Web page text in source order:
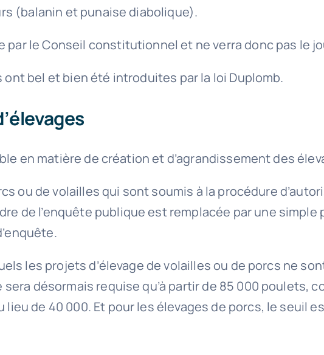
(balanin et punaise diabolique).
le Conseil constitutionnel et ne verra donc pas le
ont bel et bien été introduites par la loi Duplomb.
en matière de création et d’agrandissement des
ou de volailles qui sont soumis à la procédure
de l’enquête publique est remplacée par une
les projets d’élevage de volailles ou de porcs ne
désormais requise qu’à partir de 85 000 poulets,
de 40 000. Et pour les élevages de porcs, le seuil